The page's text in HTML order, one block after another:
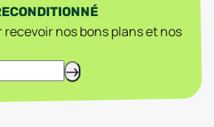
nos bons plans et nos